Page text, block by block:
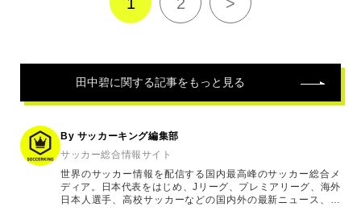
1 2 >
田中碧に関する記事をもっと見る
By サッカーキング編集部
サッカー総合情報サイト
世界のサッカー情報を配信する国内最高峰のサッカー総合メ
ディア。日本代表をはじめ、Jリーグ、プレミアリーグ、海外
日本人選手、高校サッカーなどの国内外の最新ニュース、コ